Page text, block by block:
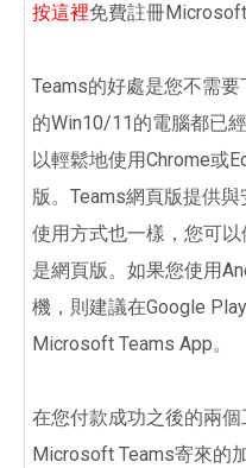
按這裡免費註冊Microsoft
Teams的好處是您不需
的Win10/11的電腦都已
以輕鬆地使用Chrome或
版。Teams網頁版提供
使用方式也一樣，您可
是網頁版。如果您使用
機，則建議在Google
Microsoft Teams App。
在您付款成功之後的兩
Microsoft Teams寄來的